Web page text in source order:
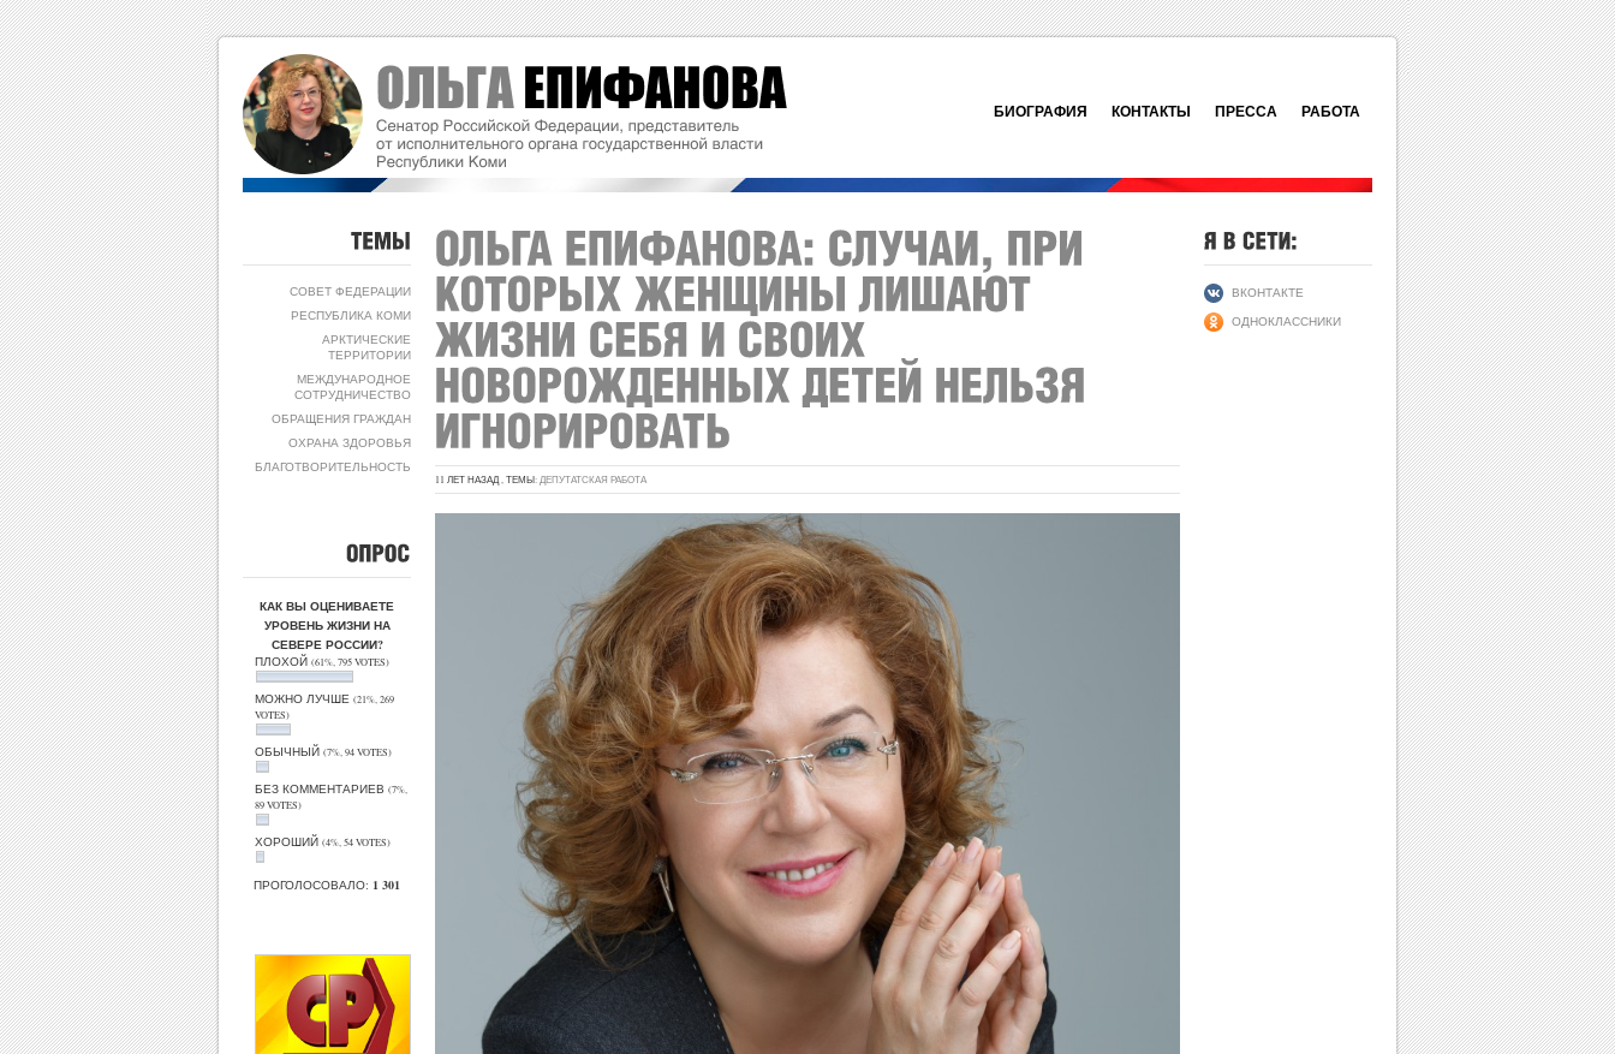
БИОГРАФИЯ КОНТАКТЫ ПРЕССА РАБОТА
СОВЕТ ФЕДЕРАЦИИ
РЕСПУБЛИКА КОМИ
АРКТИЧЕСКИЕ
ТЕРРИТОРИИ
МЕЖДУНАРОДНОЕ
СОТРУДНИЧЕСТВО
ОБРАЩЕНИЯ ГРАЖДАН
ОХРАНА ЗДОРОВЬЯ
БЛАГОТВОРИТЕЛЬНОСТЬ
КАК ВЫ ОЦЕНИВАЕТЕ
УРОВЕНЬ ЖИЗНИ НА
СЕВЕРЕ РОССИИ?
ПЛОХОЙ (61%, 795 VOTES)
МОЖНО ЛУЧШЕ (21%, 269
VOTES)
ОБЫЧНЫЙ (7%, 94 VOTES)
БЕЗ КОММЕНТАРИЕВ (7%,
89 VOTES)
ХОРОШИЙ (4%, 54 VOTES)
ПРОГОЛОСОВАЛО: 1 301
11 ЛЕТ НАЗАД , ТЕМЫ: ДЕПУТАТСКАЯ РАБОТА
ВКОНТАКТЕ
ОДНОКЛАССНИКИ